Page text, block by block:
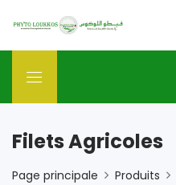
Filets Agricoles
Page principale Produits